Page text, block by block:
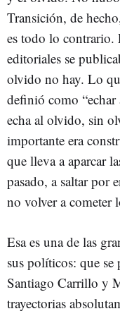
Transición, de
es todo lo contrario.
editoriales se
olvido no hay. Lo
definió como
echa al olvido, sin
importante era
que lleva a aparcar
pasado, a saltar por
no volver a cometer
Esa es una de las
sus políticos: que se
Santiago Carrillo y
trayectorias